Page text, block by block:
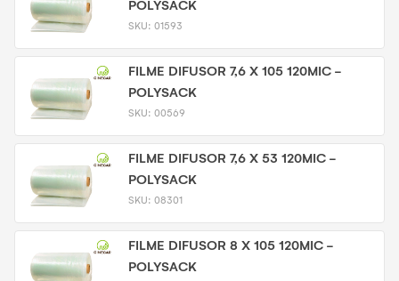
POLYSACK
SKU: 01593
FILME DIFUSOR 7,6 X 105 120MIC -
POLYSACK
SKU: 00569
FILME DIFUSOR 7,6 X 53 120MIC -
POLYSACK
SKU: 08301
FILME DIFUSOR 8 X 105 120MIC -
POLYSACK